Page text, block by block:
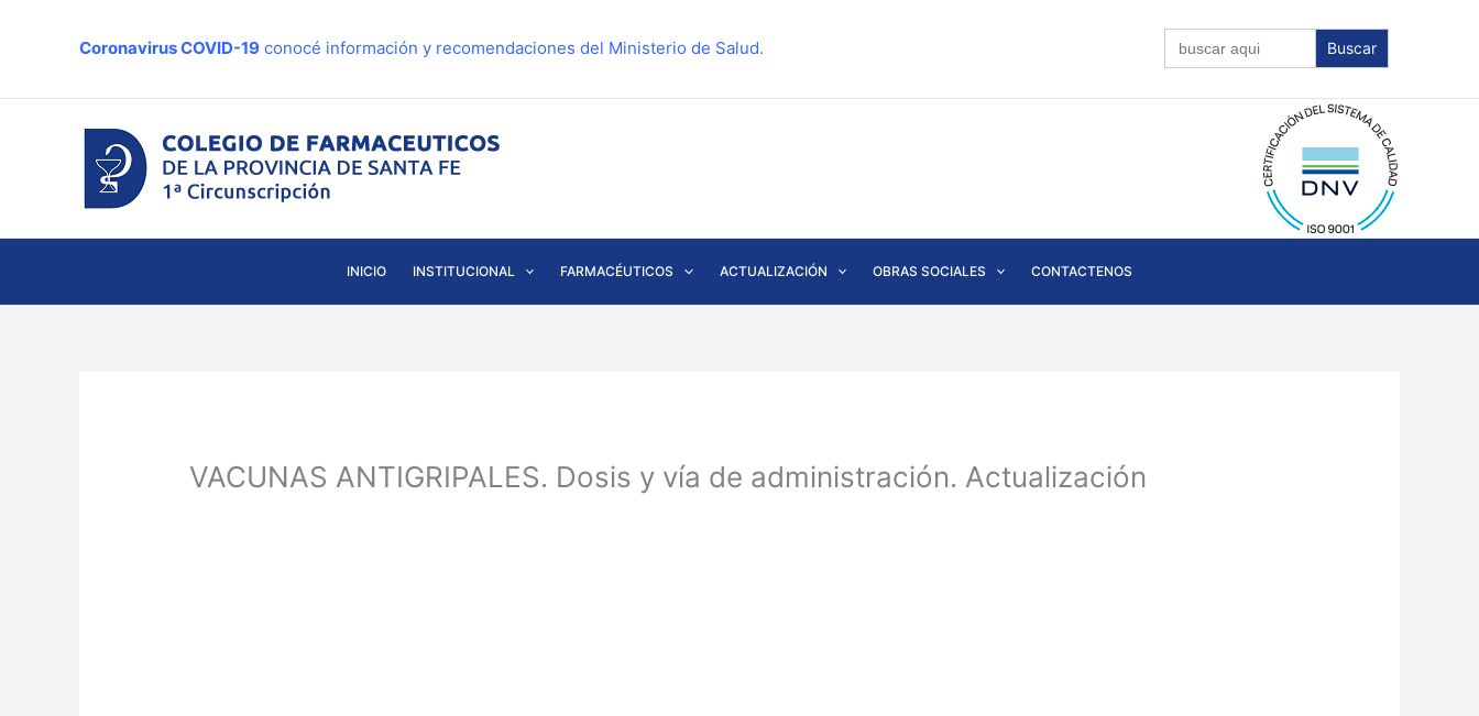
Coronavirus COVID-19 conocé información y recomendaciones del Ministerio de Salud.
Buscar:
INICIO INSTITUCIONAL FARMACÉUTICOS ACTUALIZACIÓN OBRAS SOCIALES CONTACTENOS
VACUNAS ANTIGRIPALES. Dosis y vía de administración. Actualización